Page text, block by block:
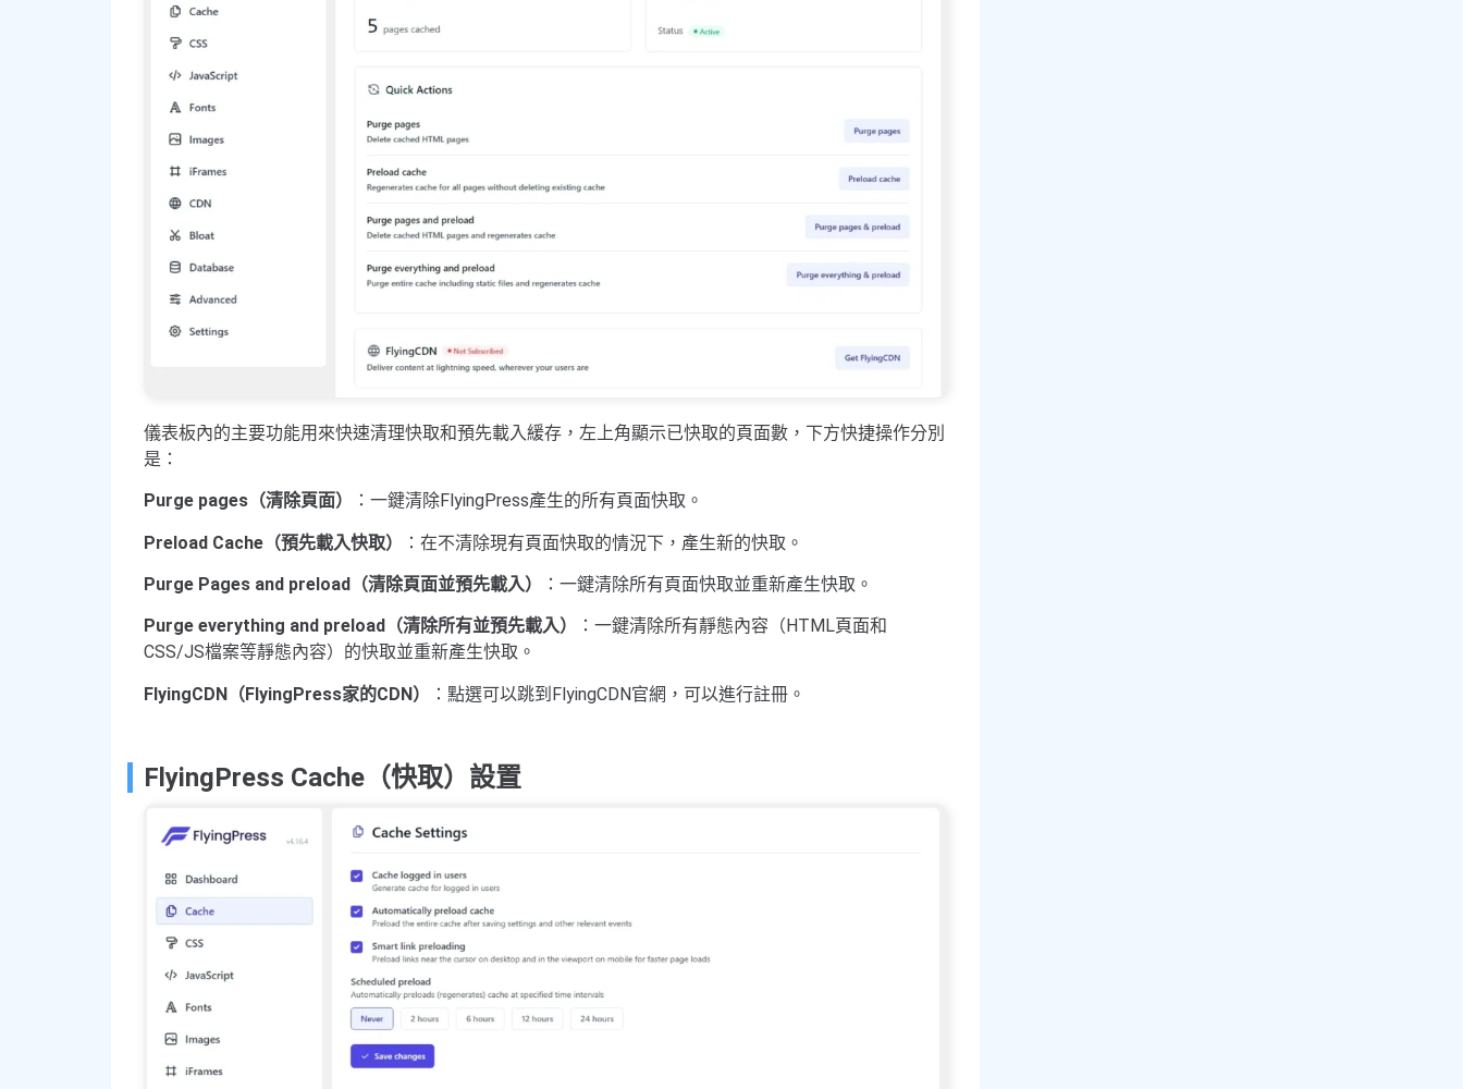
儀表板內的主要功能用來快速清理快取和預先載入緩存，左上角顯示已快取的頁面數，下方快捷操作分別
是：
Purge pages（清除頁面） ：一鍵清除FlyingPress產生的所有頁面快取。
Preload Cache（預先載入快取） ：在不清除現有頁面快取的情況下，產生新的快取。
Purge Pages and preload（清除頁面並預先載入） ：一鍵清除所有頁面快取並重新產生快取。
Purge everything and preload（清除所有並預先載入）
：一鍵清除所有靜態內容（HTML頁面和
CSS/JS檔案等靜態內容）的快取並重新產生快取。
FlyingCDN（FlyingPress家的CDN） ：點選可以跳到FlyingCDN官網，可以進行註冊。
FlyingPress Cache（快取）設置